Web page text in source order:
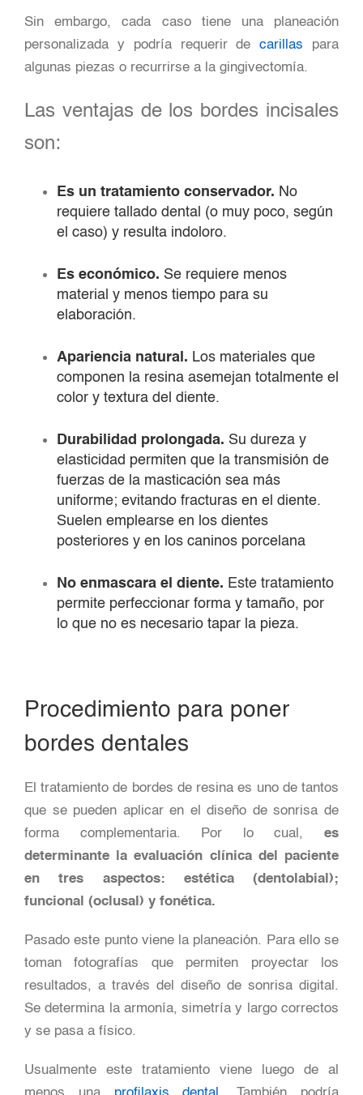
Sin embargo, cada caso tiene una planeación
personalizada y podría requerir decarillas para
algunas piezas o recurrirse a la gingivectomía.
Las ventajas de los bordes incisales
son:
Es un tratamiento conservador. No
requiere tallado dental (o muy poco, según
el caso) y resulta indoloro.
Es económico. Se requiere menos
material y menos tiempo para su
elaboración.
Apariencia natural. Los materiales que
componen la resina asemejan totalmente el
color y textura del diente.
Durabilidad prolongada. Su dureza y
elasticidad permiten que la transmisión de
fuerzas de la masticación sea más
uniforme; evitando fracturas en el diente.
Suelen emplearse en los dientes
posteriores y en los caninos porcelana
No enmascara el diente. Este tratamiento
permite perfeccionar forma y tamaño, por
lo que no es necesario tapar la pieza.
Procedimiento para poner
bordes dentales
El tratamiento de bordes de resina es uno de tantos
que se pueden aplicar en el diseño de sonrisa de
forma complementaria. Por lo cual, es
determinante la evaluación clínica del paciente
en tres aspectos: estética (dentolabial);
funcional (oclusal) y fonética.
Pasado este punto viene la planeación. Para ello se
toman fotografías que permiten proyectar los
resultados, a través del diseño de sonrisa digital.
Se determina la armonía, simetría y largo correctos
y se pasa a físico.
Usualmente este tratamiento viene luego de al